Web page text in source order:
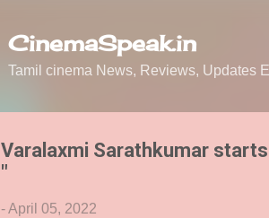
CinemaSpeak.in
Tamil cinema News, Reviews, Updates
Varalaxmi Sarathkumar
"
-April 05, 2022